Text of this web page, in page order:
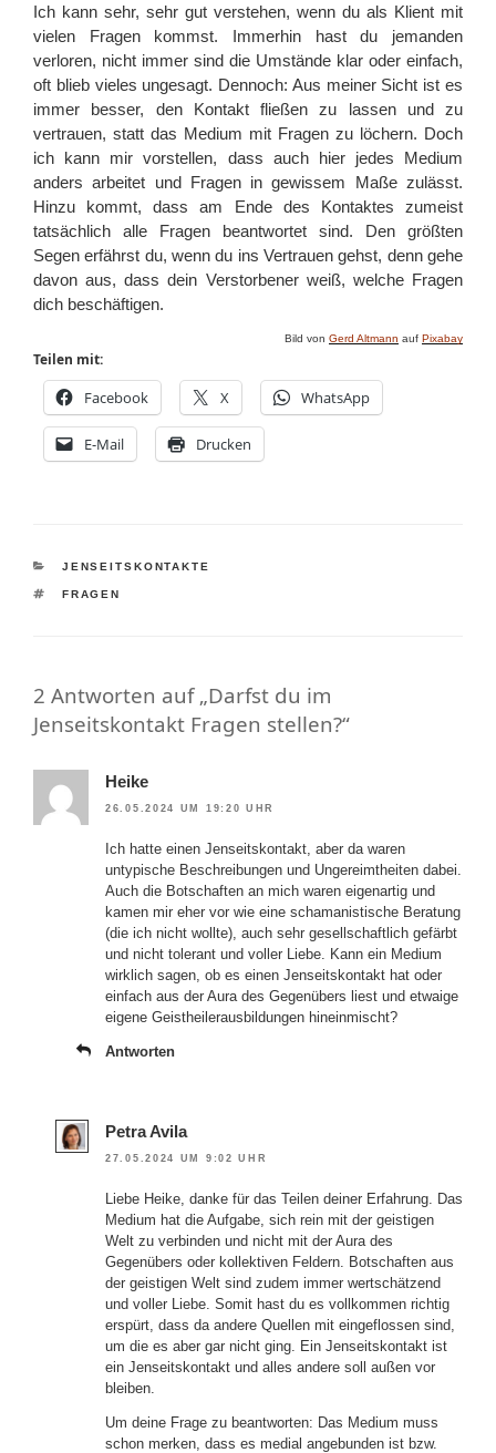
Ich kann sehr, sehr gut verstehen, wenn du als Klient mit
vielen Fragen kommst. Immerhin hast du jemanden
verloren, nicht immer sind die Umstände klar oder einfach,
oft blieb vieles ungesagt. Dennoch: Aus meiner Sicht ist es
immer besser, den Kontakt fließen zu lassen und zu
vertrauen, statt das Medium mit Fragen zu löchern. Doch
ich kann mir vorstellen, dass auch hier jedes Medium
anders arbeitet und Fragen in gewissem Maße zulässt.
Hinzu kommt, dass am Ende des Kontaktes zumeist
tatsächlich alle Fragen beantwortet sind. Den größten
Segen erfährst du, wenn du ins Vertrauen gehst, denn gehe
davon aus, dass dein Verstorbener weiß, welche Fragen
dich beschäftigen.
Bild von Gerd Altmann auf Pixabay
Teilen mit:
Facebook X WhatsApp
E-Mail Drucken
KATEGORIEN
JENSEITSKONTAKTE
SCHLAGWÖRTER
FRAGEN
2 Antworten auf „Darfst du im
Jenseitskontakt Fragen stellen?“
Heike
26.05.2024 UM 19:20 UHR
Ich hatte einen Jenseitskontakt, aber da waren
untypische Beschreibungen und Ungereimtheiten dabei.
Auch die Botschaften an mich waren eigenartig und
kamen mir eher vor wie eine schamanistische Beratung
(die ich nicht wollte), auch sehr gesellschaftlich gefärbt
und nicht tolerant und voller Liebe. Kann ein Medium
wirklich sagen, ob es einen Jenseitskontakt hat oder
einfach aus der Aura des Gegenübers liest und etwaige
eigene Geistheilerausbildungen hineinmischt?
Antworten
Petra Avila
27.05.2024 UM 9:02 UHR
Liebe Heike, danke für das Teilen deiner Erfahrung. Das
Medium hat die Aufgabe, sich rein mit der geistigen
Welt zu verbinden und nicht mit der Aura des
Gegenübers oder kollektiven Feldern. Botschaften aus
der geistigen Welt sind zudem immer wertschätzend
und voller Liebe. Somit hast du es vollkommen richtig
erspürt, dass da andere Quellen mit eingeflossen sind,
um die es aber gar nicht ging. Ein Jenseitskontakt ist
ein Jenseitskontakt und alles andere soll außen vor
bleiben.
Um deine Frage zu beantworten: Das Medium muss
schon merken, dass es medial angebunden ist bzw.